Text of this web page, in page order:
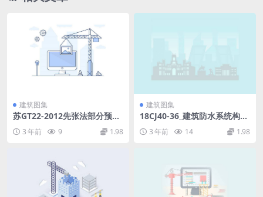
建筑图集
苏GT22-2012先张法部分预应
3 年前 9 1.98
建筑图集
18CJ40-36_建筑防水系统构造
3 年前 14 1.98